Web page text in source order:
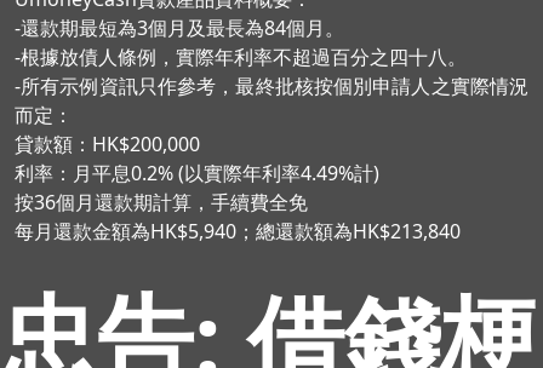
-還款期最短為3個月及最長為84個月。
-根據放債人條例，實際年利率不超過百分之四十八。
-所有示例資訊只作參考，最終批核按個別申請人之實際情況
而定：
貸款額：HK$200,000
利率：月平息0.2% (以實際年利率4.49%計)
按36個月還款期計算，手續費全免
每月還款金額為HK$5,940；總還款額為HK$213,840
忠告: 借錢梗